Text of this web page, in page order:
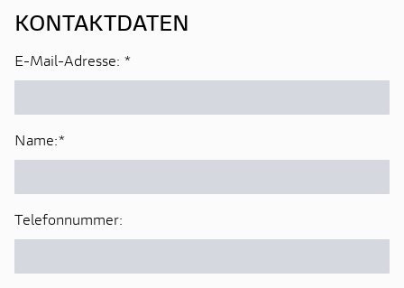
KONTAKTDATEN
E-Mail-Adresse: *
Name:*
Telefonnummer: